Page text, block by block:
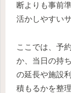
断よりも事前
活かしやすい
ここでは、予
か、当日の持
の延長や施設
積もるかを整